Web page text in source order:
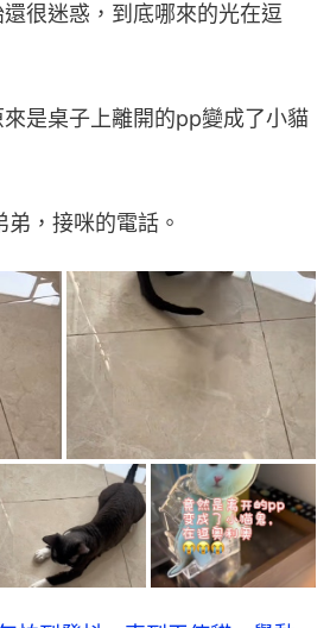
很迷惑，到底哪來的光在逗
是桌子上離開的pp變成了小貓
，接咪的電話。